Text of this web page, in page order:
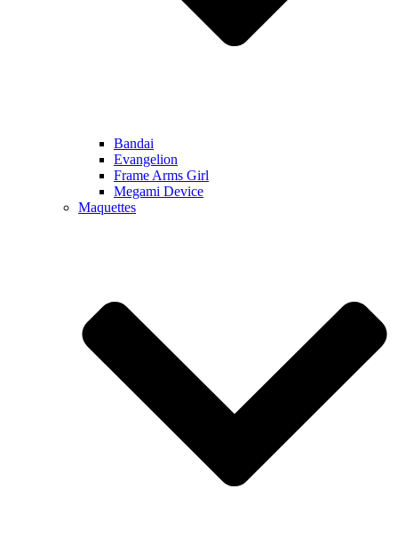
Bandai
Evangelion
Frame Arms Girl
Megami Device
Maquettes